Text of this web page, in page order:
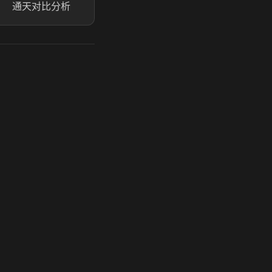
通天对比分析